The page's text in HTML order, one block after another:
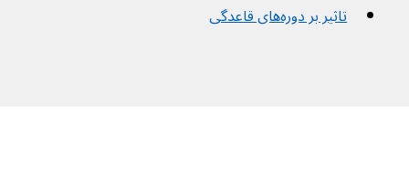
تاثیر بر دوره‌های قاعدگی